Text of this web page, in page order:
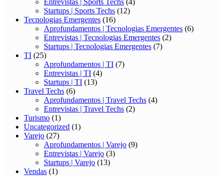
Startups | Sports Techs (12)
Tecnologias Emergentes (16)
Aprofundamentos | Tecnologias Emergentes (6)
Entrevistas | Tecnologias Emergentes (2)
Startups | Tecnologias Emergentes (7)
TI (25)
Aprofundamentos | TI (7)
Entrevistas | TI (4)
Startups | TI (13)
Travel Techs (6)
Aprofundamentos | Travel Techs (4)
Entrevistas | Travel Techs (2)
Turismo (1)
Uncategorized (1)
Varejo (27)
Aprofundamentos | Varejo (9)
Entrevistas | Varejo (3)
Startups | Varejo (13)
Vendas (1)